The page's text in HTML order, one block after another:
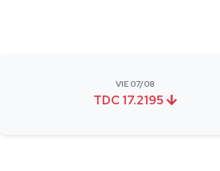
VIE 07/08
TDC 17.2195